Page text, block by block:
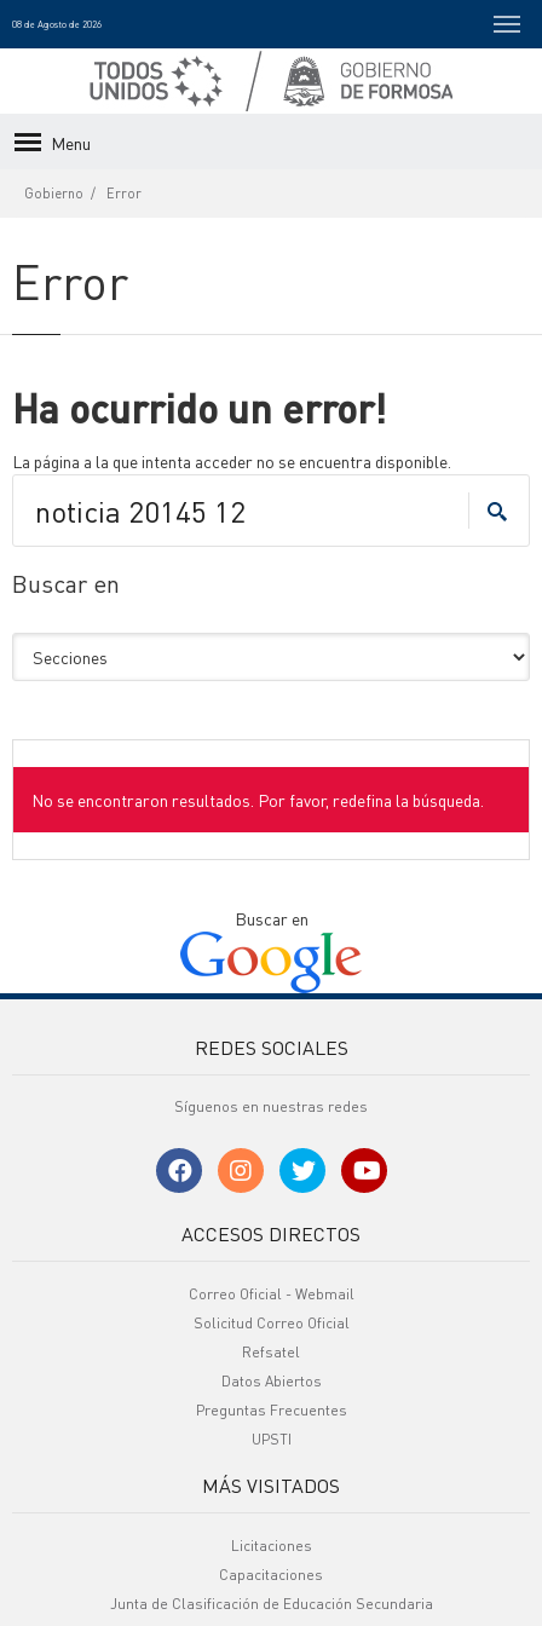
08 de Agosto de 2026
Menu
Gobierno Error
Error
Ha ocurrido un error!
La página a la que intenta acceder no se encuentra disponible.
Buscar en
No se encontraron resultados. Por favor, redefina la búsqueda.
Buscar en
REDES SOCIALES
Síguenos en nuestras redes
ACCESOS DIRECTOS
Correo Oficial - Webmail
Solicitud Correo Oficial
Refsatel
Datos Abiertos
Preguntas Frecuentes
UPSTI
MÁS VISITADOS
Licitaciones
Capacitaciones
Junta de Clasificación de Educación Secundaria